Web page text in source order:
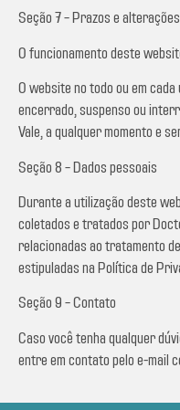
Seção 7 – Prazos e alterações
O funcionamento deste
O website no todo ou em
encerrado, suspenso ou
Vale, a qualquer momento e
Seção 8 – Dados pessoais
Durante a utilização deste
coletados e tratados por
relacionadas ao tratamento
estipuladas na Política de
Seção 9 – Contato
Caso você tenha qualquer
entre em contato pelo e-mail